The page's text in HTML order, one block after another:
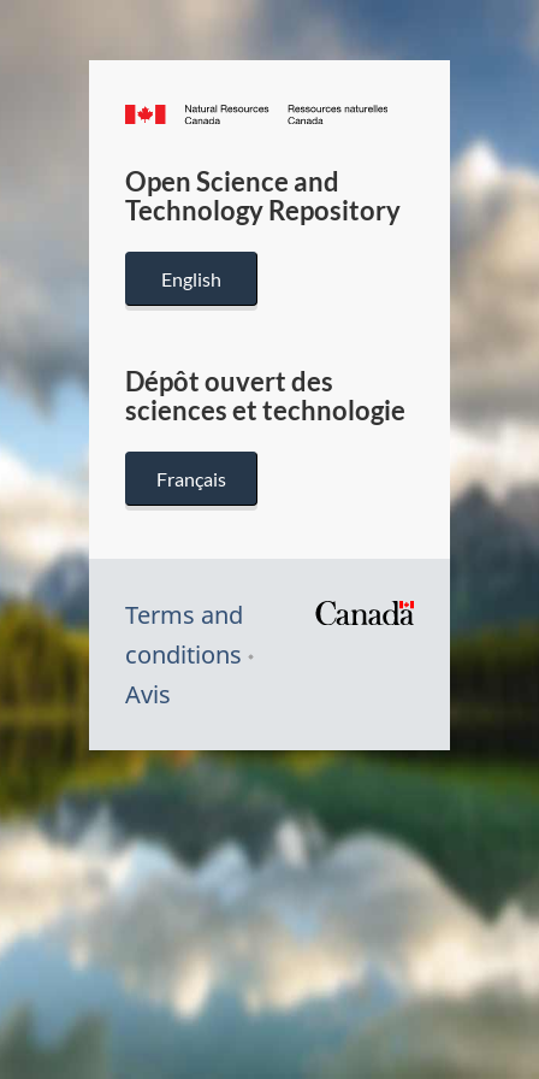
Canada.ca
/
Canada
Open Science and
Technology Repository
English
Dépôt ouvert des
sciences et technologie
Français
Terms and
conditions
Avis
Symbole
du